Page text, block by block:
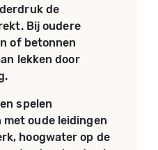
de
Bij oudere
of betonnen
lekken door
spelen
met oude leidingen
hoogwater op de